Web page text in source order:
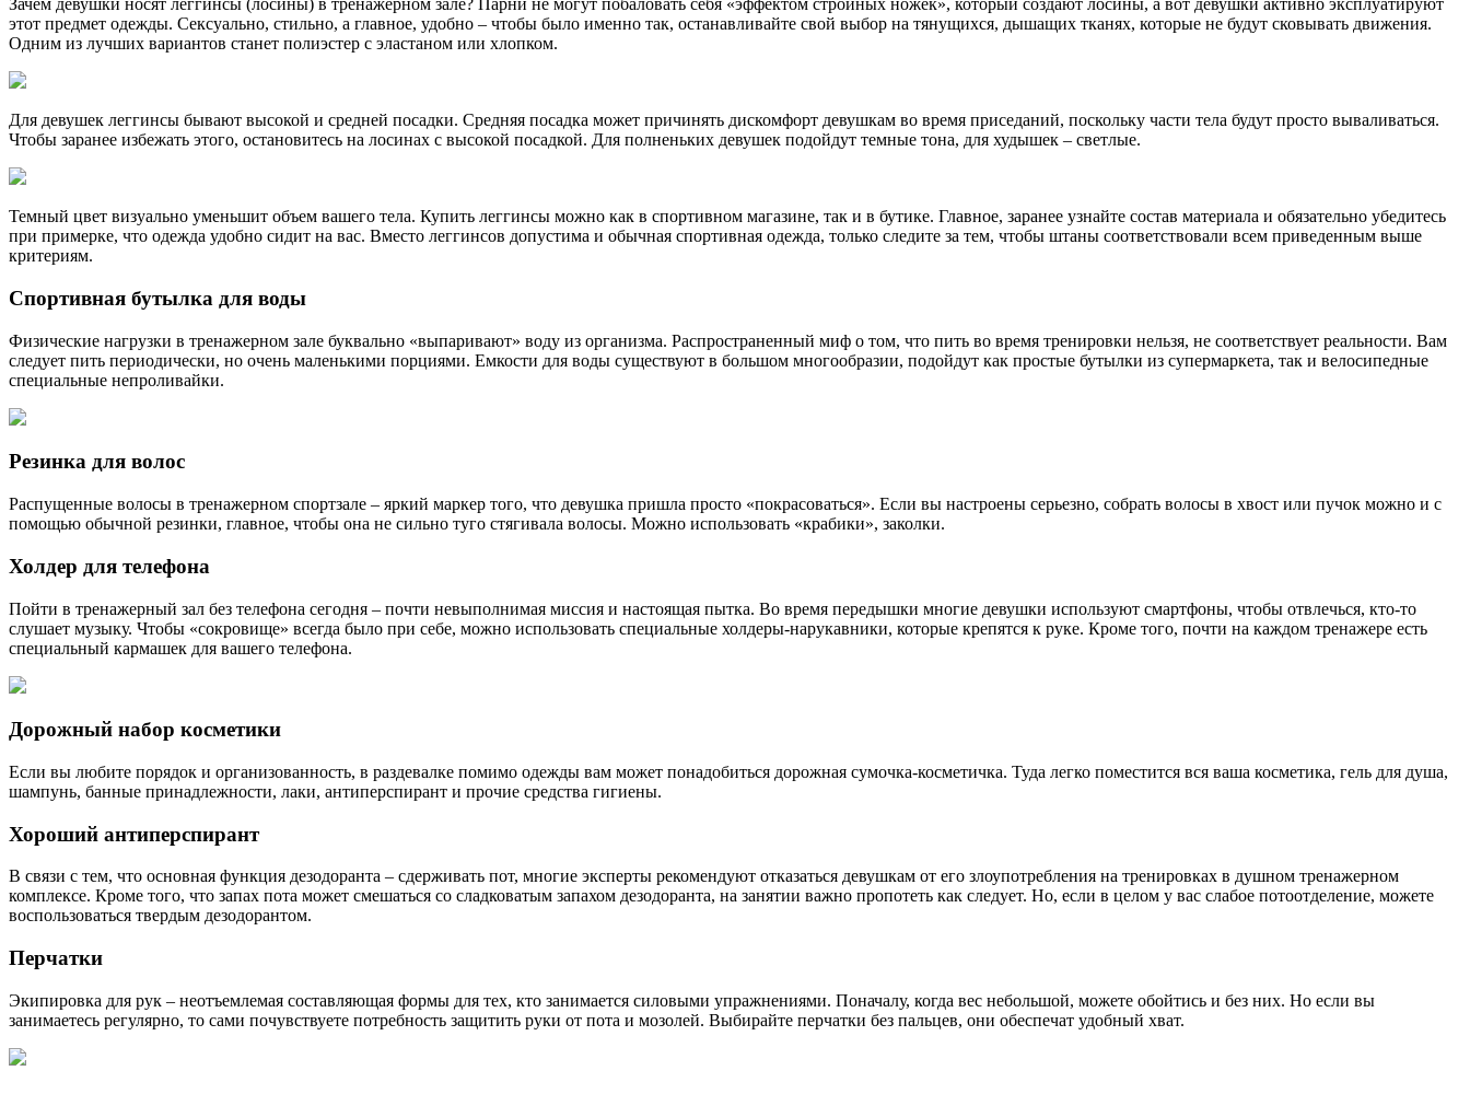
Зачем девушки носят леггинсы (лосины) в тренажерном зале? Парни не могут побаловать себя «эффектом стройных ножек», который создают лосины, а вот девушки активно эксплуатируют
этот предмет одежды. Сексуально, стильно, а главное, удобно – чтобы было именно так, останавливайте свой выбор на тянущихся, дышащих тканях, которые не будут сковывать движения.
Одним из лучших вариантов станет полиэстер с эластаном или хлопком.
Для девушек леггинсы бывают высокой и средней посадки. Средняя посадка может причинять дискомфорт девушкам во время приседаний, поскольку части тела будут просто вываливаться.
Чтобы заранее избежать этого, остановитесь на лосинах с высокой посадкой. Для полненьких девушек подойдут темные тона, для худышек – светлые.
Темный цвет визуально уменьшит объем вашего тела. Купить леггинсы можно как в спортивном магазине, так и в бутике. Главное, заранее узнайте состав материала и обязательно убедитесь
при примерке, что одежда удобно сидит на вас. Вместо леггинсов допустима и обычная спортивная одежда, только следите за тем, чтобы штаны соответствовали всем приведенным выше
критериям.
Спортивная бутылка для воды
Физические нагрузки в тренажерном зале буквально «выпаривают» воду из организма. Распространенный миф о том, что пить во время тренировки нельзя, не соответствует реальности. Вам
следует пить периодически, но очень маленькими порциями. Емкости для воды существуют в большом многообразии, подойдут как простые бутылки из супермаркета, так и велосипедные
специальные непроливайки.
Резинка для волос
Распущенные волосы в тренажерном спортзале – яркий маркер того, что девушка пришла просто «покрасоваться». Если вы настроены серьезно, собрать волосы в хвост или пучок можно и с
помощью обычной резинки, главное, чтобы она не сильно туго стягивала волосы. Можно использовать «крабики», заколки.
Холдер для телефона
Пойти в тренажерный зал без телефона сегодня – почти невыполнимая миссия и настоящая пытка. Во время передышки многие девушки используют смартфоны, чтобы отвлечься, кто-то
слушает музыку. Чтобы «сокровище» всегда было при себе, можно использовать специальные холдеры-нарукавники, которые крепятся к руке. Кроме того, почти на каждом тренажере есть
специальный кармашек для вашего телефона.
Дорожный набор косметики
Если вы любите порядок и организованность, в раздевалке помимо одежды вам может понадобиться дорожная сумочка-косметичка. Туда легко поместится вся ваша косметика, гель для душа,
шампунь, банные принадлежности, лаки, антиперспирант и прочие средства гигиены.
Хороший антиперспирант
В связи с тем, что основная функция дезодоранта – сдерживать пот, многие эксперты рекомендуют отказаться девушкам от его злоупотребления на тренировках в душном тренажерном
комплексе. Кроме того, что запах пота может смешаться со сладковатым запахом дезодоранта, на занятии важно пропотеть как следует. Но, если в целом у вас слабое потоотделение, можете
воспользоваться твердым дезодорантом.
Перчатки
Экипировка для рук – неотъемлемая составляющая формы для тех, кто занимается силовыми упражнениями. Поначалу, когда вес небольшой, можете обойтись и без них. Но если вы
занимаетесь регулярно, то сами почувствуете потребность защитить руки от пота и мозолей. Выбирайте перчатки без пальцев, они обеспечат удобный хват.